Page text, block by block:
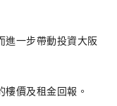
進一步帶動投資大阪
價及租金回報。